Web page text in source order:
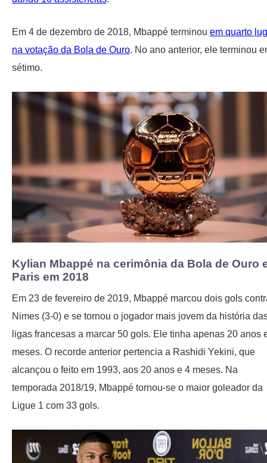
Em 4 de dezembro de 2018, Mbappé terminou em quarto
na votação da Bola de Ouro. No ano anterior, ele terminou
sétimo.
Kylian Mbappé na cerimônia da Bola de Ouro
Paris em 2018
Em 23 de fevereiro de 2019, Mbappé marcou dois gols
Nimes (3-0) e se tornou o jogador mais jovem da história
ligas francesas a marcar 50 gols. Ele tinha apenas 20 anos
meses. O recorde anterior pertencia a Rashidi Yekini, que
alcançou o feito em 1993, aos 20 anos e 4 meses. Na
temporada 2018/19, Mbappé tornou-se o maior goleador da
Ligue 1 com 33 gols.